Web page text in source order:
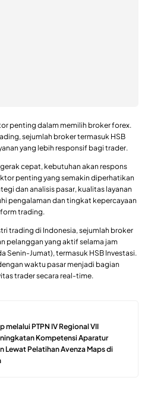
penting dalam memilih broker forex.
sejumlah broker termasuk HSB
yang lebih responsif bagi trader.
cepat, kebutuhan akan respons
penting yang semakin diperhatikan
dan analisis pasar, kualitas layanan
pengalaman dan tingkat kepercayaan
trading.
trading di Indonesia, sejumlah broker
pelanggan yang aktif selama jam
Senin-Jumat), termasuk HSB Investasi.
waktu pasar menjadi bagian
trader secara real-time.
melalui PTPN IV Regional VII
Kompetensi Aparatur
Lewat Pelatihan Avenza Maps di